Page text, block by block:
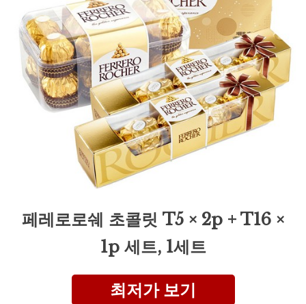
페레로로쉐 초콜릿 T5 × 2p + T16 ×
1p 세트, 1세트
최저가 보기